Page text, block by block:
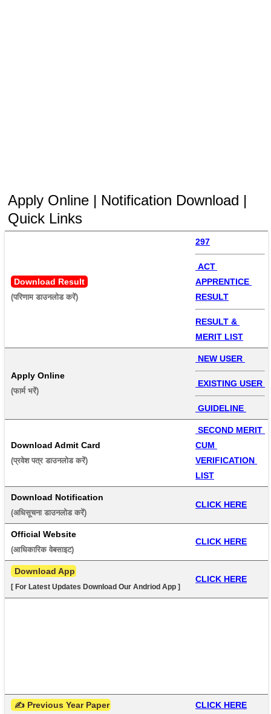
Apply Online | Notification Download |
Quick Links
Download Result
(परिणाम डाउनलोड करें)
297
APPRENTICE
RESULT
RESULT &
MERIT LIST
Apply Online
(फार्म भरें)
NEW USER
EXISTING USER
GUIDELINE
Download Admit Card
(प्रवेश पत्र डाउनलोड करें)
CUM
VERIFICATION
LIST
Download Notification
(अधिसूचना डाउनलोड करें)
CLICK HERE
Official Website
(आधिकारिक वेबसाइट)
CLICK HERE
Download App
[ For Latest Updates Download Our Andriod App ]
CLICK HERE
✍ Previous Year Paper CLICK HERE